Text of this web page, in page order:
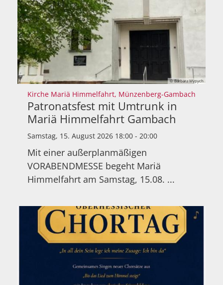
© Barbara Wypych
Kirche Mariä Himmelfahrt, Münzenberg-Gambach
Patronatsfest mit Umtrunk in
Mariä Himmelfahrt Gambach
Samstag, 15. August 2026 18:00 - 20:00
Mit einer außerplanmäßigen
VORABENDMESSE begeht Mariä
Himmelfahrt am Samstag, 15.08. ...